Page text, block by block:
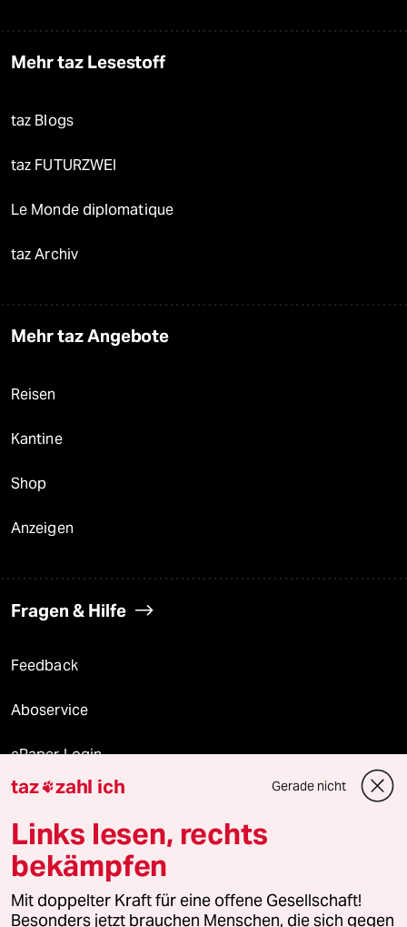
Mehr taz Lesestoff
taz Blogs
taz FUTURZWEI
Le Monde diplomatique
taz Archiv
Mehr taz Angebote
Reisen
Kantine
Shop
Anzeigen
Fragen & Hilfe
Feedback
Aboservice
ePaper Login
Downloads für Abonnierende
© 2026 taz Verlags und Vertriebs GmbH
Alle Rechte vorbehalten. Bei rechtlichen Fragen oder für Genehmigungen
wenden Sie sich bitte an
lizenzen@taz.de
taz zahl ich Gerade nicht
Links lesen, rechts
bekämpfen
Mit doppelter Kraft für eine offene Gesellschaft!
Besonders jetzt brauchen Menschen, die sich gegen